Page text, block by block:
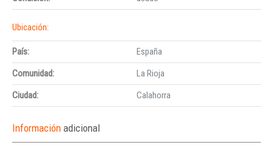
Ubicación:
País:
España
Comunidad:
La Rioja
Ciudad:
Calahorra
Información adicional